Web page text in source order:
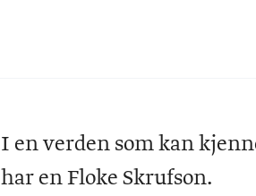
I en verden som kan
har en Floke Skrufson.